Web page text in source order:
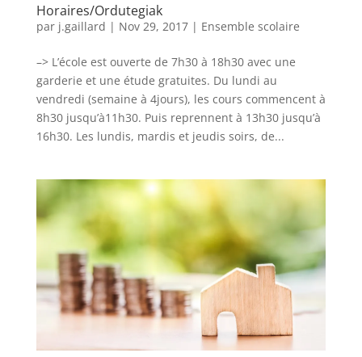
Horaires/Ordutegiak
par j.gaillard | Nov 29, 2017| Ensemble scolaire
–> L’école est ouverte de 7h30 à 18h30 avec une
garderie et une étude gratuites. Du lundi au
vendredi (semaine à 4jours), les cours commencent à
8h30 jusqu’à11h30. Puis reprennent à 13h30 jusqu’à
16h30. Les lundis, mardis et jeudis soirs, de...